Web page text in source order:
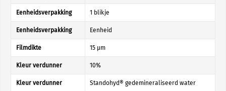
Eenheidsverpakking 1 blikje
Eenheidsverpakking Eenheid
Filmdikte 15 µm
Kleur verdunner 10%
Kleur verdunner Standohyd® gedemineraliseerd water